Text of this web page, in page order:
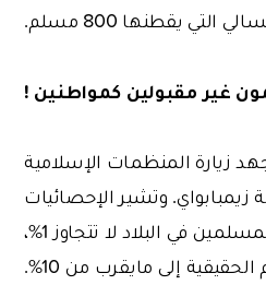
يقطنها 800 مسلم.
غير مقبولين كمواطنين !
زيارة المنظمات الإسلامية
وتشير الإحصائيات
الرسمية إلى أن نسبة المسلمين في البلاد لا تتجاوز 1%،
بينما تصل نسبتهم الحقيقية إلى مايقرب من 10%.